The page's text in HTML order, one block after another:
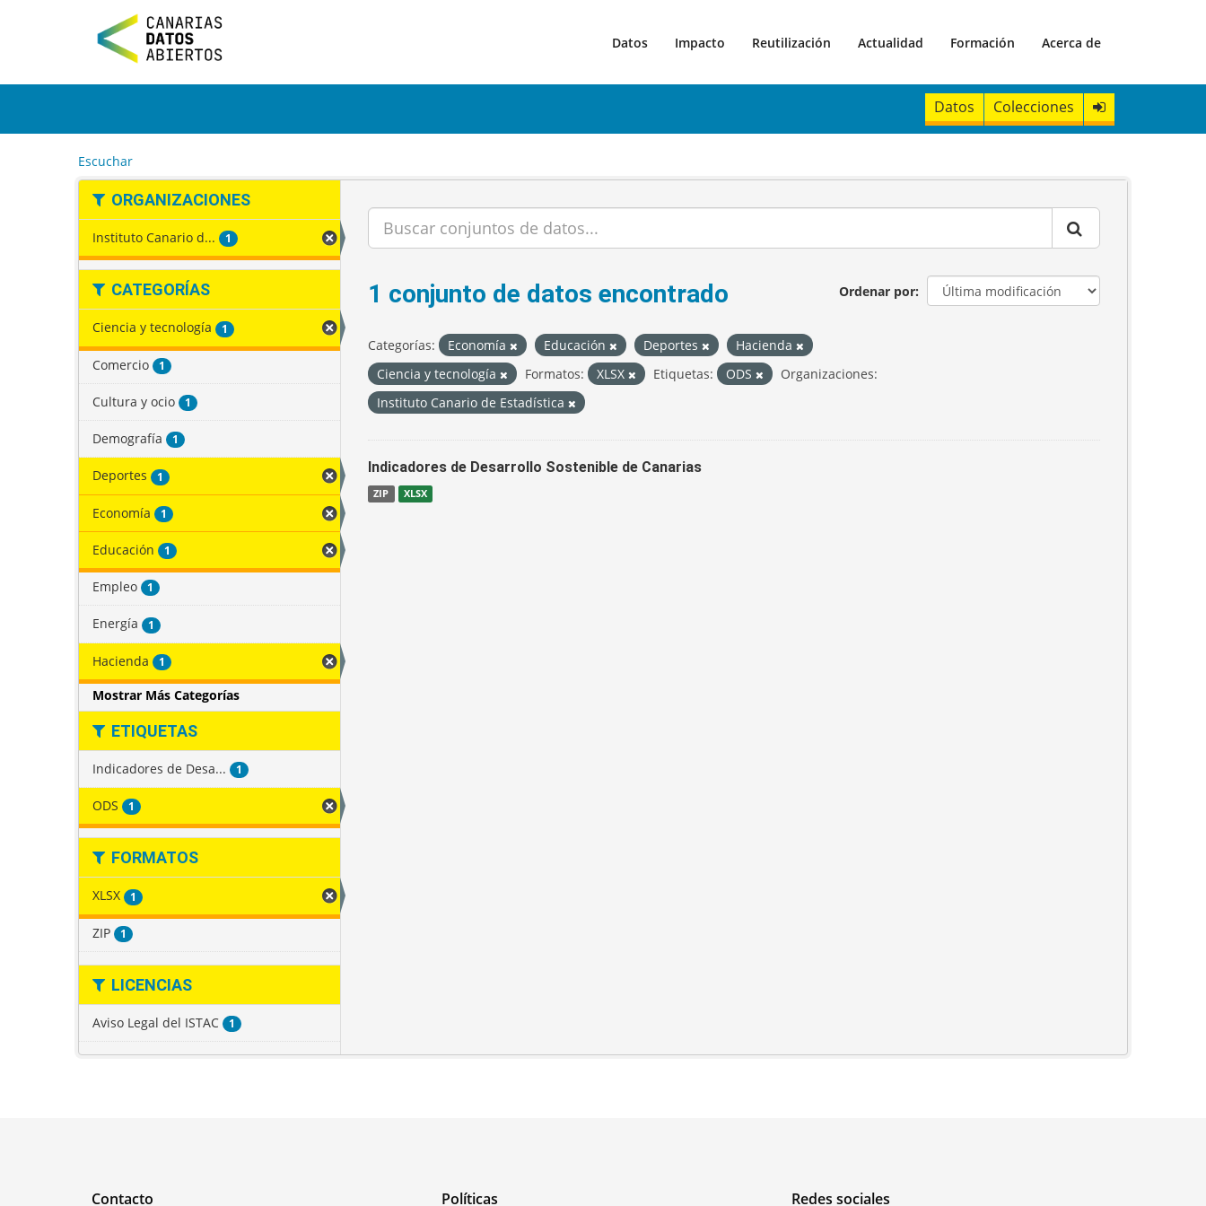
t
Datos Impacto Reutilización Actualidad Formación Acerca de
Datos Colecciones
Escuchar
ORGANIZACIONES
Instituto Canario d... 1
CATEGORÍAS
Ciencia y tecnología 1
Comercio 1
Cultura y ocio 1
Demografía 1
Deportes 1
Economía 1
Educación 1
Empleo 1
Energía 1
Hacienda 1
Mostrar Más Categorías
ETIQUETAS
Indicadores de Desa... 1
ODS 1
FORMATOS
XLSX 1
ZIP 1
LICENCIAS
Aviso Legal del ISTAC 1
Ordenar por
1 conjunto de datos encontrado
Categorías: Economía Educación Deportes
Hacienda
Ciencia y tecnología
Formatos: XLSX Etiquetas: ODS
Organizaciones:
Instituto Canario de Estadística
Indicadores de Desarrollo Sostenible de Canarias
ZIP XLSX
Contacto Políticas Redes sociales